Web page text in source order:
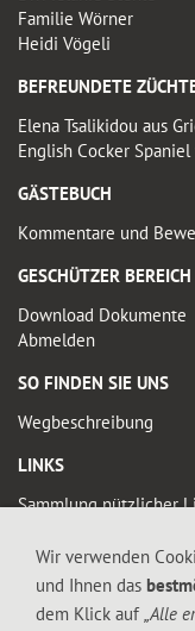
Familie Wörner
Heidi Vögeli
BEFREUNDETE
Elena Tsalikidou aus
English Cocker
GÄSTEBUCH
Kommentare und
GESCHÜTZER BEREICH
Download Dokumente
Abmelden
SO FINDEN SIE UNS
Wegbeschreibung
LINKS
Sammlung nützlicher
Diese Seite enthält
Seitenbetreiber erstellten
Wir verwenden
und Ihnen das
dem Klick auf „Alle